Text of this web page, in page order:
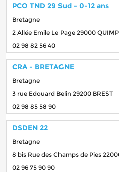
PCO TND 29 Sud - 0-12 ans
Bretagne
2 Allée Emile Le Page 29000
02 98 82 56 40
CRA - BRETAGNE
Bretagne
3 rue Edouard Belin 29200 BREST
02 98 85 58 90
DSDEN 22
Bretagne
8 bis Rue des Champs de Pies
02 96 75 90 90